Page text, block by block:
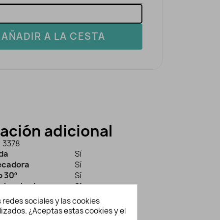
AÑADIR A LA CESTA
adicional
3378
Sí
Sí
30º
Sí
Sí
te gusten...
sociales y las cookies
¿Aceptas estas cookies y el